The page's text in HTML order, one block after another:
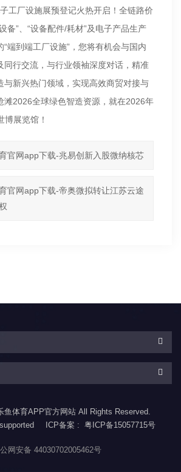
工厂设施展预登记火热开启！全链路价
备”、“设备配件/耗材”及电子产品生产
端到端工厂设施”，您将有机会与国内
同行交流，与行业领袖深度对话，精准
与新兴热门领域，实现高效商贸对接与
滩2026全球绿色智造资源，就在2026年
博展览馆！
官网app下载-兆易创新入股微纳核芯
官网app下载-帝奥微拟转让江苏云途
鱼体育APP官方网站 All Rights Reserved.
ICP备案 : 粤ICP备15057715号
网安备 44030702005462号